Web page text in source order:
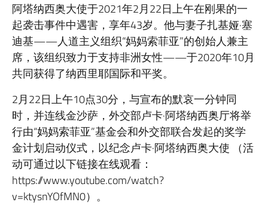
阿塔纳西奥大使于2021年2月22日上午在刚果的一
起袭击事件中遇害，享年43岁。他与妻子扎基娅·塞
迪基——人道主义组织“妈妈索菲亚”的创始人兼主
席，该组织致力于支持非洲女性——于2020年10月
共同获得了纳西里耶国际和平奖。
2月22日上午10点30分，与宣布的默哀一分钟同
时，并连线金沙萨，外交部卢卡·阿塔纳西奥厅将举
行由“妈妈索菲亚”基金会和外交部联合发起的奖学
金计划启动仪式，以纪念卢卡·阿塔纳西奥大使 （活
动可通过以下链接在线观看：
https://www.youtube.com/watch?
v=ktysnYOfMN0）。